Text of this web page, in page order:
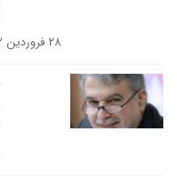
۲۸ فروردین ۱۴۰۳